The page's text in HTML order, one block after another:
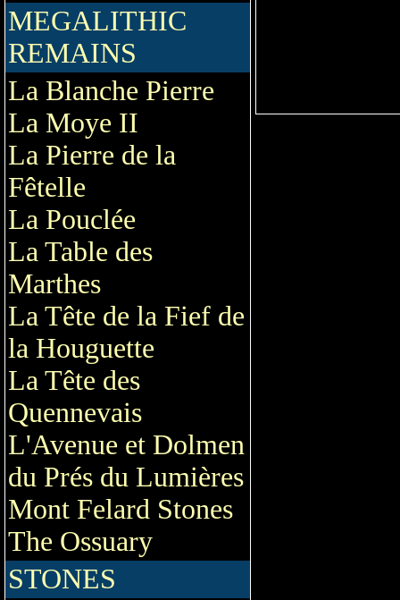
MEGALITHIC
REMAINS
La Blanche Pierre
La Moye II
La Pierre de la
Fêtelle
La Pouclée
La Table des
Marthes
La Tête de la Fief de
la Houguette
La Tête des
Quennevais
L'Avenue et Dolmen
du Prés du Lumières
Mont Felard Stones
The Ossuary
STONES